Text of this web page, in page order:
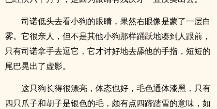
司诺低头去看小狗的眼睛，果然右眼像是蒙了一层白
雾。它很亲人，但不是其他小狗那样踊跃地凑到人跟前，
只有司诺拿手去逗它，它才讨好地去舔他的手指，短短的
尾巴晃出了虚影。
这只狗长得很漂亮，体态也好，毛色通体漆黑，只有
四只爪子和胡子是银色的毛，颇有点四蹄踏雪的意味，如